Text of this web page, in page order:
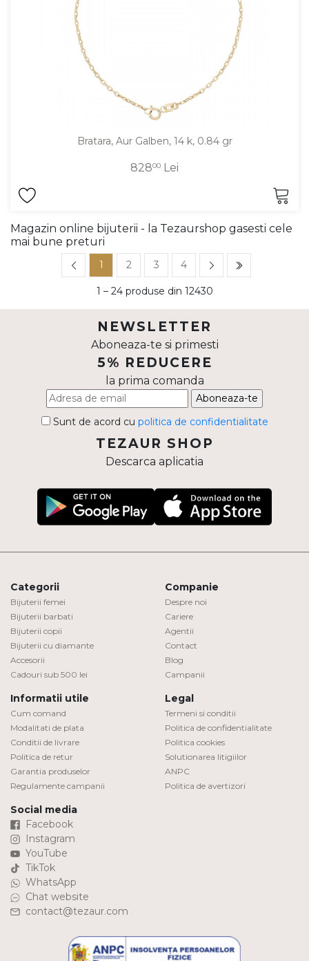
Bratara, Aur Galben, 14 k, 0.84 gr
82800 Lei
Magazin online bijuterii - la Tezaurshop gasesti cele
mai bune preturi
1 – 24 produse din 12430
1 2 3 4
NEWSLETTER
Aboneaza-te si primesti
5% REDUCERE
la prima comanda
Aboneaza-te
Sunt de acord cu politica de confidentialitate
TEZAUR SHOP
Descarca aplicatia
Categorii
Bijuterii femei
Bijuterii barbati
Bijuterii copii
Bijuterii cu diamante
Accesorii
Cadouri sub 500 lei
Companie
Despre noi
Cariere
Agentii
Contact
Blog
Campanii
Informatii utile
Cum comand
Modalitati de plata
Conditii de livrare
Politica de retur
Garantia produselor
Regulamente campanii
Legal
Termeni si conditii
Politica de confidentialitate
Politica cookies
Solutionarea litigiilor
ANPC
Politica de avertizori
Social media
Facebook
Instagram
YouTube
TikTok
WhatsApp
Chat website
contact@tezaur.com